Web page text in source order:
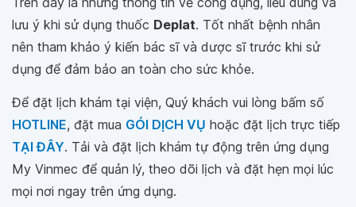
lưu ý khi sử dụng thuốc Deplat. Tốt nhất bệnh nhân
nên tham khảo ý kiến bác sĩ và dược sĩ trước khi sử
dụng để đảm bảo an toàn cho sức khỏe.
Để đặt lịch khám tại viện, Quý khách vui lòng bấm số
HOTLINE, đặt mua GÓI DỊCH VỤ hoặc đặt lịch trực tiếp
TẠI ĐÂY. Tải và đặt lịch khám tự động trên ứng dụng
My Vinmec để quản lý, theo dõi lịch và đặt hẹn mọi lúc
mọi nơi ngay trên ứng dụng.